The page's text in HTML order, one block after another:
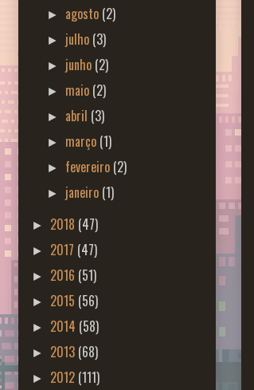
► agosto (2)
► julho (3)
► junho (2)
► maio (2)
► abril (3)
► março (1)
► fevereiro (2)
► janeiro (1)
► 2018 (47)
► 2017 (47)
► 2016 (51)
► 2015 (56)
► 2014 (58)
► 2013 (68)
► 2012 (111)